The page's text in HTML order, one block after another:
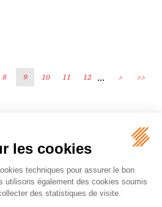
8 9 10 11 12 ... > >>